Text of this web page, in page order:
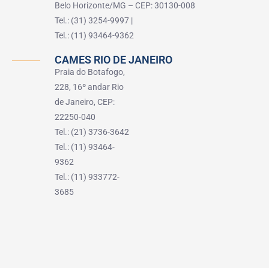
Belo Horizonte/MG – CEP: 30130-008
Tel.: (31) 3254-9997 |
Tel.: (11) 93464-9362
CAMES RIO DE JANEIRO
Praia do Botafogo,
228, 16º andar Rio
de Janeiro, CEP:
22250-040
Tel.: (21) 3736-3642
Tel.: (11) 93464-
9362
Tel.: (11) 933772-
3685